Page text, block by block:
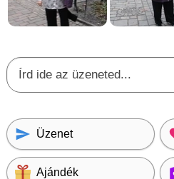
Üzenet
Ajándék